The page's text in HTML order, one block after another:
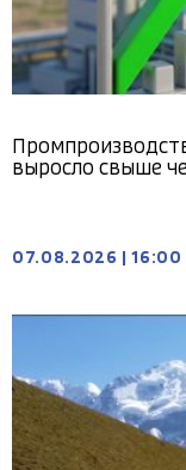
выросло свыше
07.08.2026 16:00